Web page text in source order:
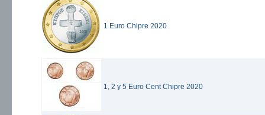
1 Euro Chipre 2020
1, 2 y 5 Euro Cent Chipre 2020